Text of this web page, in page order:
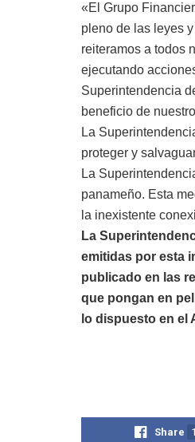
«El Grupo
pleno de las leyes
reiteramos a todos
ejecutando
Superintendencia
beneficio de
La
proteger y
La
panameño. Esta
la inexistente
La
emitidas por esta
publicado en las
que pongan en
lo dispuesto en el
Share